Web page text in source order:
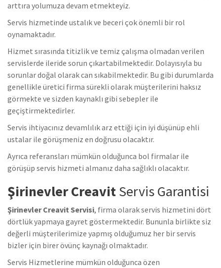
arttıra yolumuza devam etmekteyiz.
Servis hizmetinde ustalık ve beceri çok önemli bir rol
oynamaktadır.
Hizmet sırasında titizlik ve temiz çalışma olmadan verilen
servislerde ileride sorun çıkartabilmektedir. Dolayısıyla bu
sorunlar doğal olarak can sıkabilmektedir. Bu gibi durumlarda
genellikle üretici firma sürekli olarak müşterilerini haksız
görmekte ve sizden kaynaklı gibi sebepler ile
geçiştirmektedirler.
Servis ihtiyacınız devamlılık arz ettiği için iyi düşünüp ehli
ustalar ile görüşmeniz en doğrusu olacaktır.
Ayrıca referansları mümkün olduğunca bol firmalar ile
görüşüp servis hizmeti almanız daha sağlıklı olacaktır.
Şirinevler CreavitServis Garantisi
Şirinevler Creavit Servisi, firma olarak servis hizmetini dört
dörtlük yapmaya gayret göstermektedir. Bununla birlikte siz
değerli müşterilerimize yapmış olduğumuz her bir servis
bizler için birer övünç kaynağı olmaktadır.
Servis Hizmetlerine mümkün olduğunca özen